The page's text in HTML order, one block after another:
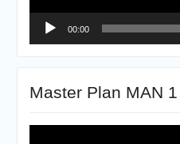
00:00
Master Plan MAN